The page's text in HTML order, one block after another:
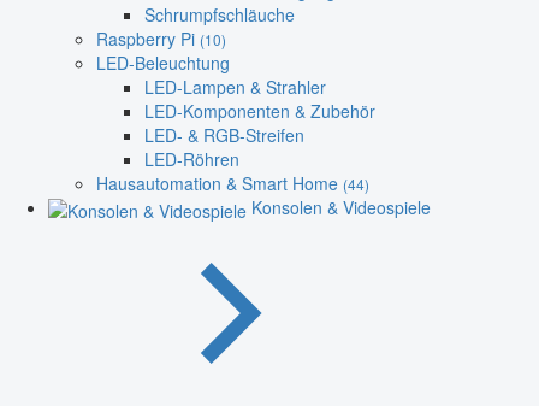
Schrumpfschläuche
Raspberry Pi (10)
LED-Beleuchtung
LED-Lampen & Strahler
LED-Komponenten & Zubehör
LED- & RGB-Streifen
LED-Röhren
Hausautomation & Smart Home (44)
Konsolen & Videospiele